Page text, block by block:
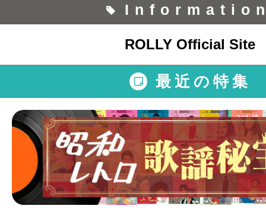
ROLLY Official Site
最近の特集